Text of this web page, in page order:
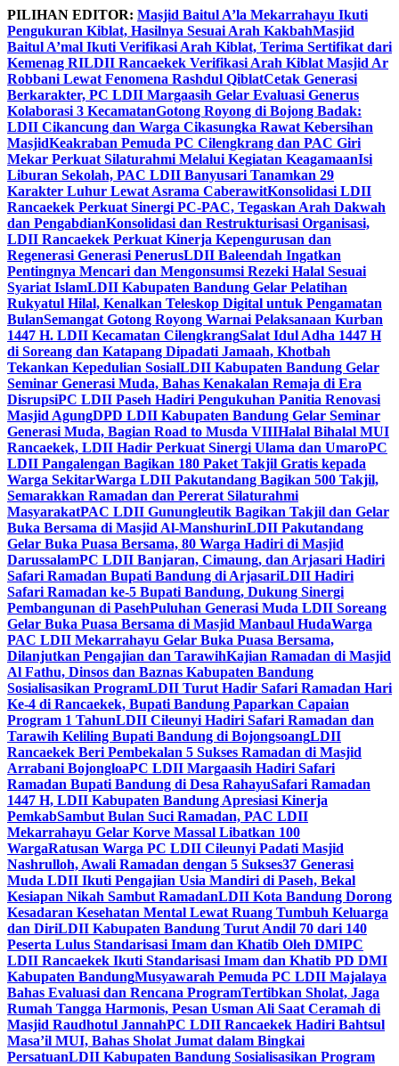
Skip
to
content
PILIHAN EDITOR: Masjid Baitul A’la Mekarrahayu Ikuti
Pengukuran Kiblat, Hasilnya Sesuai Arah KakbahMasjid
Baitul A’mal Ikuti Verifikasi Arah Kiblat, Terima Sertifikat dari
Kemenag RILDII Rancaekek Verifikasi Arah Kiblat Masjid Ar
Robbani Lewat Fenomena Rashdul QiblatCetak Generasi
Berkarakter, PC LDII Margaasih Gelar Evaluasi Generus
Kolaborasi 3 KecamatanGotong Royong di Bojong Badak:
LDII Cikancung dan Warga Cikasungka Rawat Kebersihan
MasjidKeakraban Pemuda PC Cilengkrang dan PAC Giri
Mekar Perkuat Silaturahmi Melalui Kegiatan KeagamaanIsi
Liburan Sekolah, PAC LDII Banyusari Tanamkan 29
Karakter Luhur Lewat Asrama CaberawitKonsolidasi LDII
Rancaekek Perkuat Sinergi PC-PAC, Tegaskan Arah Dakwah
dan PengabdianKonsolidasi dan Restrukturisasi Organisasi,
LDII Rancaekek Perkuat Kinerja Kepengurusan dan
Regenerasi Generasi PenerusLDII Baleendah Ingatkan
Pentingnya Mencari dan Mengonsumsi Rezeki Halal Sesuai
Syariat IslamLDII Kabupaten Bandung Gelar Pelatihan
Rukyatul Hilal, Kenalkan Teleskop Digital untuk Pengamatan
BulanSemangat Gotong Royong Warnai Pelaksanaan Kurban
1447 H. LDII Kecamatan CilengkrangSalat Idul Adha 1447 H
di Soreang dan Katapang Dipadati Jamaah, Khotbah
Tekankan Kepedulian SosialLDII Kabupaten Bandung Gelar
Seminar Generasi Muda, Bahas Kenakalan Remaja di Era
DisrupsiPC LDII Paseh Hadiri Pengukuhan Panitia Renovasi
Masjid AgungDPD LDII Kabupaten Bandung Gelar Seminar
Generasi Muda, Bagian Road to Musda VIIIHalal Bihalal MUI
Rancaekek, LDII Hadir Perkuat Sinergi Ulama dan UmaroPC
LDII Pangalengan Bagikan 180 Paket Takjil Gratis kepada
Warga SekitarWarga LDII Pakutandang Bagikan 500 Takjil,
Semarakkan Ramadan dan Pererat Silaturahmi
MasyarakatPAC LDII Gunungleutik Bagikan Takjil dan Gelar
Buka Bersama di Masjid Al-ManshurinLDII Pakutandang
Gelar Buka Puasa Bersama, 80 Warga Hadiri di Masjid
DarussalamPC LDII Banjaran, Cimaung, dan Arjasari Hadiri
Safari Ramadan Bupati Bandung di ArjasariLDII Hadiri
Safari Ramadan ke-5 Bupati Bandung, Dukung Sinergi
Pembangunan di PasehPuluhan Generasi Muda LDII Soreang
Gelar Buka Puasa Bersama di Masjid Manbaul HudaWarga
PAC LDII Mekarrahayu Gelar Buka Puasa Bersama,
Dilanjutkan Pengajian dan TarawihKajian Ramadan di Masjid
Al Fathu, Dinsos dan Baznas Kabupaten Bandung
Sosialisasikan ProgramLDII Turut Hadir Safari Ramadan Hari
Ke-4 di Rancaekek, Bupati Bandung Paparkan Capaian
Program 1 TahunLDII Cileunyi Hadiri Safari Ramadan dan
Tarawih Keliling Bupati Bandung di BojongsoangLDII
Rancaekek Beri Pembekalan 5 Sukses Ramadan di Masjid
Arrabani BojongloaPC LDII Margaasih Hadiri Safari
Ramadan Bupati Bandung di Desa RahayuSafari Ramadan
1447 H, LDII Kabupaten Bandung Apresiasi Kinerja
PemkabSambut Bulan Suci Ramadan, PAC LDII
Mekarrahayu Gelar Korve Massal Libatkan 100
WargaRatusan Warga PC LDII Cileunyi Padati Masjid
Nashrulloh, Awali Ramadan dengan 5 Sukses37 Generasi
Muda LDII Ikuti Pengajian Usia Mandiri di Paseh, Bekal
Kesiapan Nikah Sambut RamadanLDII Kota Bandung Dorong
Kesadaran Kesehatan Mental Lewat Ruang Tumbuh Keluarga
dan DiriLDII Kabupaten Bandung Turut Andil 70 dari 140
Peserta Lulus Standarisasi Imam dan Khatib Oleh DMIPC
LDII Rancaekek Ikuti Standarisasi Imam dan Khatib PD DMI
Kabupaten BandungMusyawarah Pemuda PC LDII Majalaya
Bahas Evaluasi dan Rencana ProgramTertibkan Sholat, Jaga
Rumah Tangga Harmonis, Pesan Usman Ali Saat Ceramah di
Masjid Raudhotul JannahPC LDII Rancaekek Hadiri Bahtsul
Masa’il MUI, Bahas Sholat Jumat dalam Bingkai
PersatuanLDII Kabupaten Bandung Sosialisasikan Program